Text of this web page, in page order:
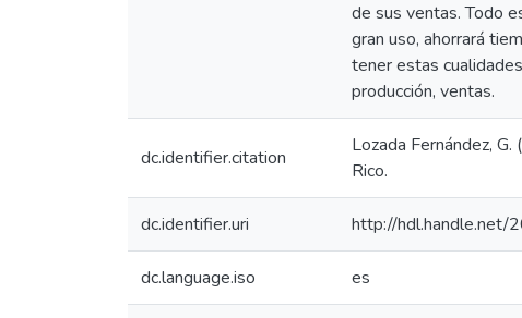
de sus ventas. Todo
gran uso, ahorrará
tener estas
producción, ventas.
dc.identifier.citation
Lozada Fernández,
Rico.
dc.identifier.uri http://
dc.language.iso es